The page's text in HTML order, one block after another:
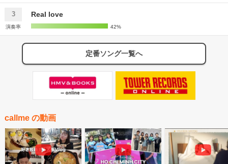
3 Real love
演奏率 42%
定番ソング一覧へ
callme の動画